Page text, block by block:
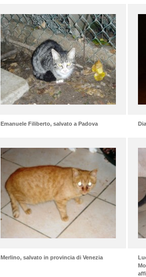
Emanuele Filiberto, salvato a Padova
Merlino, salvato in provincia di Venezia